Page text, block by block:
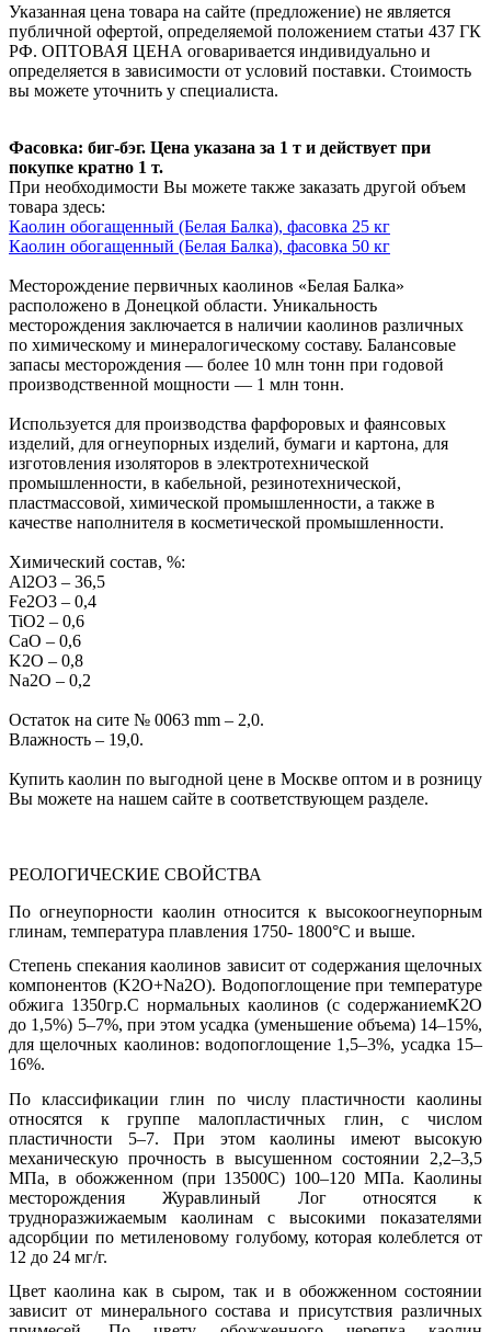
Указанная цена товара на сайте (предложение) не является
публичной офертой, определяемой положением статьи 437 ГК
РФ. ОПТОВАЯ ЦЕНА оговаривается индивидуально и
определяется в зависимости от условий поставки. Стоимость
вы можете уточнить у специалиста.
Фасовка: биг-бэг. Цена указана за 1 т и действует при
покупке кратно 1 т.
При необходимости Вы можете также заказать другой объем
товара здесь:
Каолин обогащенный (Белая Балка), фасовка 25 кг
Каолин обогащенный (Белая Балка), фасовка 50 кг
Месторождение первичных каолинов «Белая Балка»
расположено в Донецкой области. Уникальность
месторождения заключается в наличии каолинов различных
по химическому и минералогическому составу. Балансовые
запасы месторождения — более 10 млн тонн при годовой
производственной мощности — 1 млн тонн.
Используется для производства фарфоровых и фаянсовых
изделий, для огнеупорных изделий, бумаги и картона, для
изготовления изоляторов в электротехнической
промышленности, в кабельной, резинотехнической,
пластмассовой, химической промышленности, а также в
качестве наполнителя в косметической промышленности.
Химический состав, %:
Al2O3 – 36,5
Fe2O3 – 0,4
TiO2 – 0,6
CaO – 0,6
K2O – 0,8
Na2O – 0,2
Остаток на сите № 0063 mm – 2,0.
Влажность – 19,0.
Купить каолин по выгодной цене в Москве оптом и в розницу
Вы можете на нашем сайте в соответствующем разделе.
РЕОЛОГИЧЕСКИЕ СВОЙСТВА
По огнеупорности каолин относится к высокоогнеупорным
глинам, температура плавления 1750- 1800°С и выше.
Степень спекания каолинов зависит от содержания щелочных
компонентов (K2O+Na2O). Водопоглощение при температуре
обжига 1350гр.С нормальных каолинов (с содержаниемK2O
до 1,5%) 5–7%, при этом усадка (уменьшение объема) 14–15%,
для щелочных каолинов: водопоглощение 1,5–3%, усадка 15–
16%.
По классификации глин по числу пластичности каолины
относятся к группе малопластичных глин, с числом
пластичности 5–7. При этом каолины имеют высокую
механическую прочность в высушенном состоянии 2,2–3,5
МПа, в обожженном (при 13500С) 100–120 МПа. Каолины
месторождения Журавлиный Лог относятся к
трудноразжижаемым каолинам с высокими показателями
адсорбции по метиленовому голубому, которая колеблется от
12 до 24 мг/г.
Цвет каолина как в сыром, так и в обожженном состоянии
зависит от минерального состава и присутствия различных